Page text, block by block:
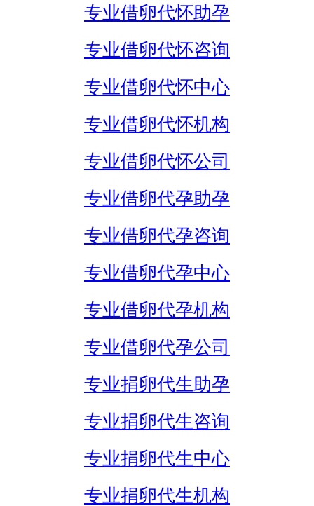
专业借卵代怀助孕
专业借卵代怀咨询
专业借卵代怀中心
专业借卵代怀机构
专业借卵代怀公司
专业借卵代孕助孕
专业借卵代孕咨询
专业借卵代孕中心
专业借卵代孕机构
专业借卵代孕公司
专业捐卵代生助孕
专业捐卵代生咨询
专业捐卵代生中心
专业捐卵代生机构